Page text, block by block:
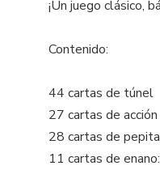
¡Un juego clásico,
Contenido:
44 cartas de túnel
27 cartas de acción
28 cartas de
11 cartas de enano: